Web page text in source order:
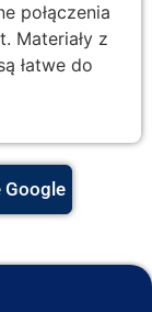
połączenia
Materiały z
łatwe do
Google